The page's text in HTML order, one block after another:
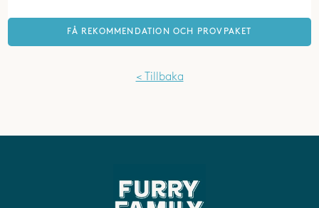
FÅ REKOMMENDATION OCH PROVPAKET
< Tillbaka